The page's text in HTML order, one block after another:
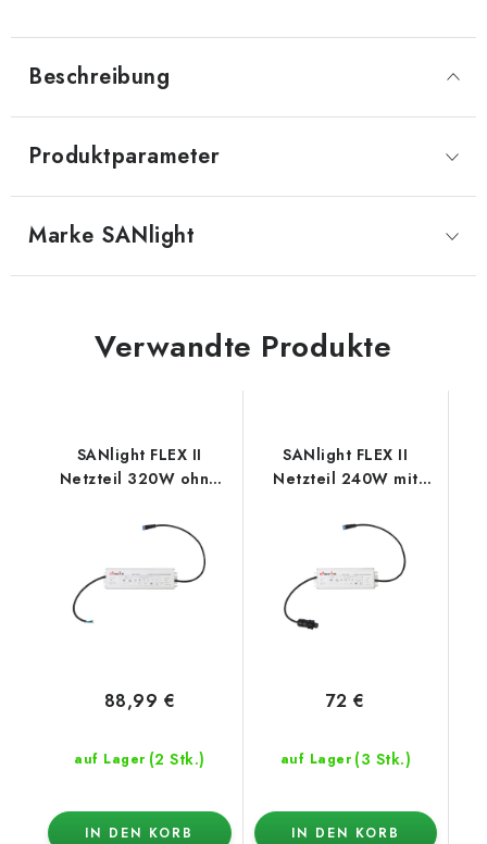
Beschreibung
Produktparameter
Marke SANlight
Verwandte Produkte
SANlight FLEX II
Netzteil 320W ohne
auf Lager (2 Stk.)
88,99 €
IN DEN KORB
SANlight FLEX II
Netzteil 240W mit
auf Lager (3 Stk.)
72 €
IN DEN KORB